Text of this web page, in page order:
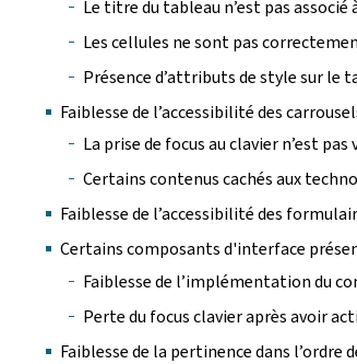
Le titre du tableau n’est pas associé
Les cellules ne sont pas
Présence d’attributs de style sur le
Faiblesse de l’accessibilité des
La prise de focus au clavier n’est
Certains contenus cachés aux
Faiblesse de l’accessibilité des
Certains composants d'interface
Faiblesse de l’implémentation du
Perte du focus clavier après avoir
Faiblesse de la pertinence dans l’ordre